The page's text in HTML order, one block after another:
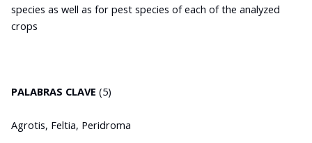
species as well as for pest species of each of the analyzed
crops
PALABRAS CLAVE (5)
Agrotis, Feltia, Peridroma